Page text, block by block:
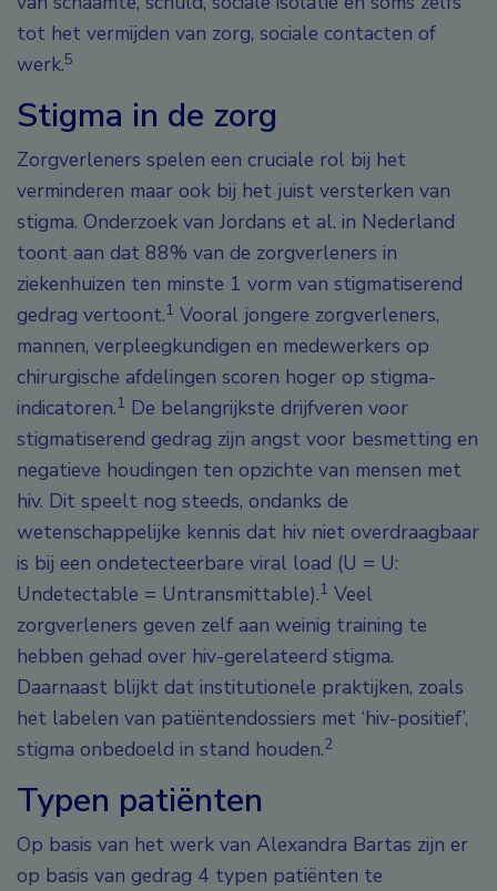
tot het vermijden van zorg, sociale contacten of
werk.5
Stigma in de zorg
Zorgverleners spelen een cruciale rol bij het
verminderen maar ook bij het juist versterken van
stigma. Onderzoek van Jordans et al. in Nederland
toont aan dat 88% van de zorgverleners in
ziekenhuizen ten minste 1 vorm van stigmatiserend
gedrag vertoont.1 Vooral jongere zorgverleners,
mannen, verpleegkundigen en medewerkers op
chirurgische afdelingen scoren hoger op stigma-
indicatoren.1 De belangrijkste drijfveren voor
stigmatiserend gedrag zijn angst voor besmetting en
negatieve houdingen ten opzichte van mensen met
hiv. Dit speelt nog steeds, ondanks de
wetenschappelijke kennis dat hiv niet overdraagbaar
is bij een ondetecteerbare viral load (U = U:
Undetectable = Untransmittable).1 Veel
zorgverleners geven zelf aan weinig training te
hebben gehad over hiv-gerelateerd stigma.
Daarnaast blijkt dat institutionele praktijken, zoals
het labelen van patiëntendossiers met ‘hiv-positief’,
stigma onbedoeld in stand houden.2
Typen patiënten
Op basis van het werk van Alexandra Bartas zijn er
op basis van gedrag 4 typen patiënten te